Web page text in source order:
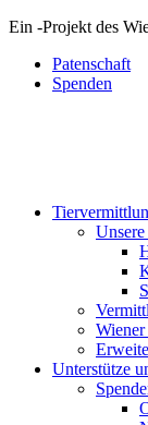
Ein -Projekt des
Patenschaft
Spenden
Unterstütze